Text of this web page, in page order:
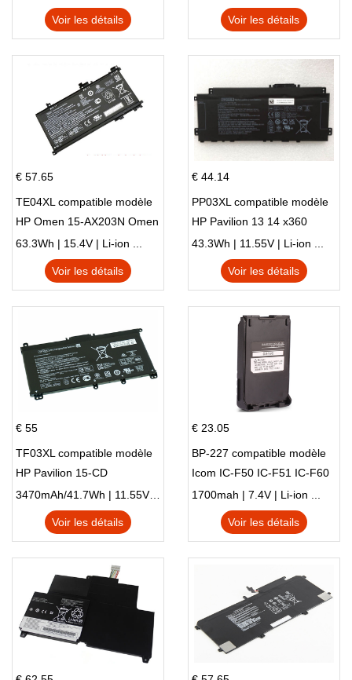
X540S
Voir les détails
TPN-I128
Voir les détails
€ 57.65
TE04XL compatible modèle
HP Omen 15-AX203N Omen
15 Series Pavilion 15 Series
63.3Wh | 15.4V | Li-ion ...
Voir les détails
€ 44.14
PP03XL compatible modèle
HP Pavilion 13 14 x360
L83388-AC1 L83388-421
HSTNN-LB8S M01118-421
M01144-005 13-BB 14-DV
43.3Wh | 11.55V | Li-ion ...
Voir les détails
€ 55
TF03XL compatible modèle
HP Pavilion 15-CD
3470mAh/41.7Wh | 11.55V | Li-ion ...
Voir les détails
€ 23.05
BP-227 compatible modèle
Icom IC-F50 IC-F51 IC-F60
IC-F61 IC-M87
1700mah | 7.4V | Li-ion ...
Voir les détails